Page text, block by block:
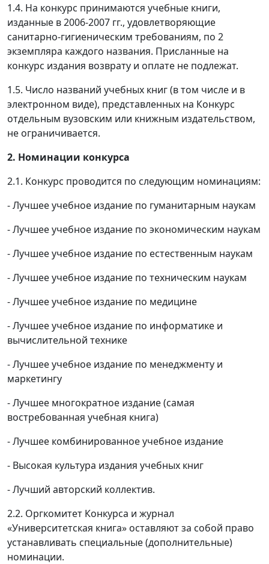
1.4. На конкурс принимаются учебные книги,
изданные в 2006-2007 гг., удовлетворяющие
санитарно-гигиеническим требованиям, по 2
экземпляра каждого названия. Присланные на
конкурс издания возврату и оплате не подлежат.
1.5. Число названий учебных книг (в том числе и в
электронном виде), представленных на Конкурс
отдельным вузовским или книжным издательством,
не ограничивается.
2. Номинации конкурса
2.1. Конкурс проводится по следующим номинациям:
- Лучшее учебное издание по гуманитарным наукам
- Лучшее учебное издание по экономическим наукам
- Лучшее учебное издание по естественным наукам
- Лучшее учебное издание по техническим наукам
- Лучшее учебное издание по медицине
- Лучшее учебное издание по информатике и
вычислительной технике
- Лучшее учебное издание по менеджменту и
маркетингу
- Лучшее многократное издание (самая
востребованная учебная книга)
- Лучшее комбинированное учебное издание
- Высокая культура издания учебных книг
- Лучший авторский коллектив.
2.2. Оргкомитет Конкурса и журнал
«Университетская книга» оставляют за собой право
устанавливать специальные (дополнительные)
номинации.